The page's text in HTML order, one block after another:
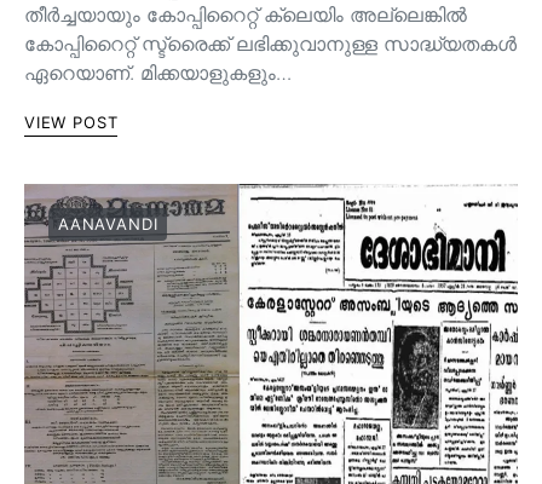
തീർച്ചയായും കോപ്പിറൈറ്റ് ക്ലെയിം അല്ലെങ്കിൽ
കോപ്പിറൈറ്റ് സ്ട്രൈക്ക് ലഭിക്കുവാനുള്ള സാദ്ധ്യതകൾ
ഏറെയാണ്. മിക്കയാളുകളും…
VIEW POST
AANAVANDI